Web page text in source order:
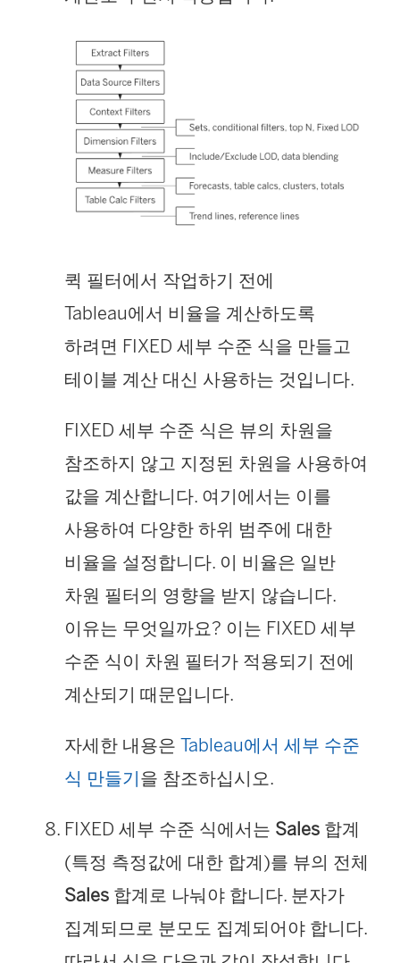
퀵 필터에서 작업하기 전에
Tableau에서 비율을 계산하도록
하려면 FIXED 세부 수준 식을 만들고
테이블 계산 대신 사용하는 것입니다.
FIXED 세부 수준 식은 뷰의 차원을
참조하지 않고 지정된 차원을 사용하여
값을 계산합니다. 여기에서는 이를
사용하여 다양한 하위 범주에 대한
비율을 설정합니다. 이 비율은 일반
차원 필터의 영향을 받지 않습니다.
이유는 무엇일까요? 이는 FIXED 세부
수준 식이 차원 필터가 적용되기 전에
계산되기 때문입니다.
자세한 내용은 Tableau에서 세부 수준
식 만들기을 참조하십시오.
FIXED 세부 수준 식에서는 Sales 합계
(특정 측정값에 대한 합계)를 뷰의 전체
Sales 합계로 나눠야 합니다. 분자가
집계되므로 분모도 집계되어야 합니다.